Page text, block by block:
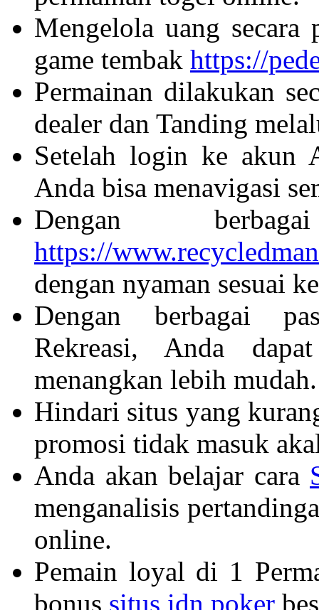
Mengelola uang
game tembak https://
Permainan dilakukan
dealer dan Tanding
Setelah login ke akun
Anda bisa menavigasi
Dengan
https://
dengan nyaman sesuai
Dengan berbagai
Rekreasi, Anda
menangkan lebih mudah.
Hindari situs yang
promosi tidak masuk
Anda akan belajar cara
menganalisis
online.
Pemain loyal di 1
bonus situs idn poker